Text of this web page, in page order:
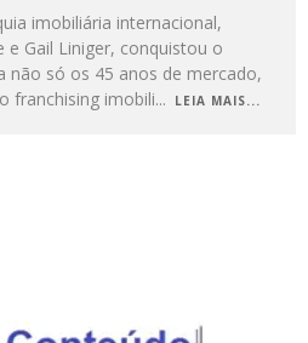
imobiliária internacional,
Gail Liniger, conquistou o
não só os 45 anos de mercado,
franchising imobili... LEIA MAIS...